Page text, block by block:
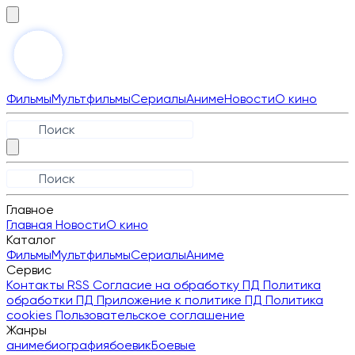
ФильмыМультфильмыСериалыАнимеНовостиО кино
Главное
Главная НовостиО кино
Каталог
ФильмыМультфильмыСериалыАниме
Сервис
Контакты RSS Согласие на обработку ПД Политика
обработки ПД Приложение к политике ПД Политика
cookies Пользовательское соглашение
Жанры
анимебиографиябоевикБоевые